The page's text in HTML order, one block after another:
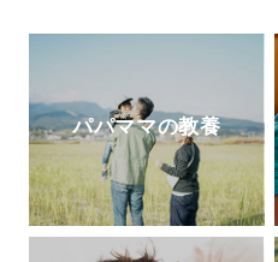
パパママの教養